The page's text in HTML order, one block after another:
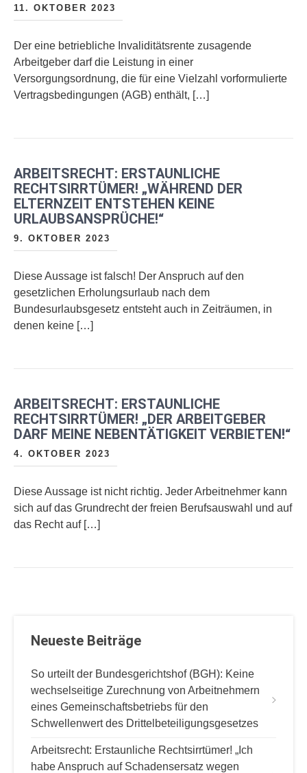
11. OKTOBER 2023
Der eine betriebliche Invaliditätsrente zusagende
Arbeitgeber darf die Leistung in einer
Versorgungsordnung, die für eine Vielzahl vorformulierte
Vertragsbedingungen (AGB) enthält, […]
ARBEITSRECHT: ERSTAUNLICHE
RECHTSIRRTÜMER! „WÄHREND DER
ELTERNZEIT ENTSTEHEN KEINE
URLAUBSANSPRÜCHE!“
9. OKTOBER 2023
Diese Aussage ist falsch! Der Anspruch auf den
gesetzlichen Erholungsurlaub nach dem
Bundesurlaubsgesetz entsteht auch in Zeiträumen, in
denen keine […]
ARBEITSRECHT: ERSTAUNLICHE
RECHTSIRRTÜMER! „DER ARBEITGEBER
DARF MEINE NEBENTÄTIGKEIT VERBIETEN!“
4. OKTOBER 2023
Diese Aussage ist nicht richtig. Jeder Arbeitnehmer kann
sich auf das Grundrecht der freien Berufsauswahl und auf
das Recht auf […]
Neueste Beiträge
So urteilt der Bundesgerichtshof (BGH): Keine
wechselseitige Zurechnung von Arbeitnehmern
eines Gemeinschaftsbetriebs für den
Schwellenwert des Drittelbeteiligungsgesetzes
Arbeitsrecht: Erstaunliche Rechtsirrtümer! „Ich
habe Anspruch auf Schadensersatz wegen